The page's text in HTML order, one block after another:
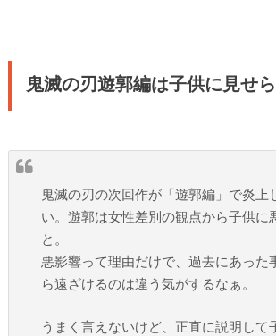
鬼滅の刃遊郭編は子供に見せ
鬼滅の刃の次回作が「遊郭編」で炎上
い。遊郭は女性差別の観点から子供に
と。
悪影響って理由だけで、過去にあった
ら遠ざけるのは違う気がするなぁ。
うまく言えないけど、正直に説明して